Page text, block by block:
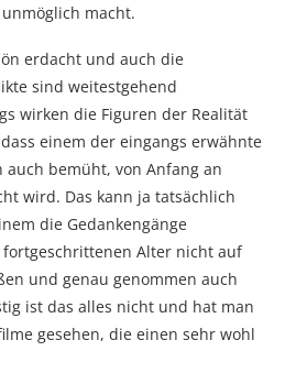
macht.
erdacht und auch die
sind weitestgehend
wirken die Figuren der Realität
einem der eingangs erwähnte
auch bemüht, von Anfang an
wird. Das kann ja tatsächlich
die Gedankengänge
Alter nicht auf
und genau genommen auch
ist das alles nicht und hat man
gesehen, die einen sehr wohl